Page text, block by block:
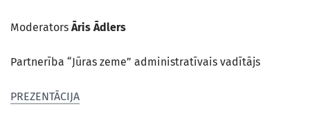
Moderators Āris Ādlers
Partnerība “Jūras zeme” administratīvais vadītājs
PREZENTĀCIJA